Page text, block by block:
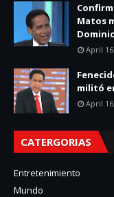
Matos
April
militó
April
CATERGORIAS
Entretenimiento
Mundo